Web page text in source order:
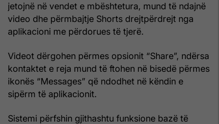
jetojnë në vendet e mbështetura, mund të ndajnë
video dhe përmbajtje Shorts drejtpërdrejt nga
aplikacioni me përdorues të tjerë.
Videot dërgohen përmes opsionit “Share”, ndërsa
kontaktet e reja mund të ftohen në bisedë përmes
ikonës “Messages” që ndodhet në këndin e
sipërm të aplikacionit.
Sistemi përfshin gjithashtu funksione bazë të